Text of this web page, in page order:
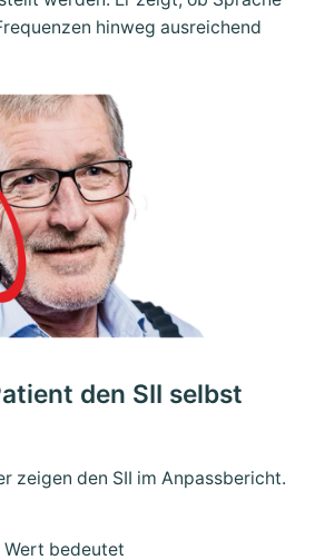
hinweg ausreichend
den SII selbst
zeigen den SII im Anpassbericht.
Wert bedeutet